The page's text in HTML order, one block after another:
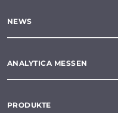
NEWS
ANALYTICA MESSEN
PRODUKTE